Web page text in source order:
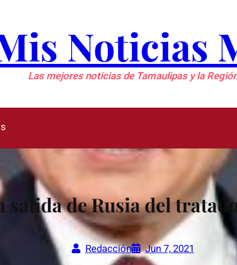
Noticias
Las mejores noticias de Tamaulipas y la
de Rusia del
Redacción Jun 7, 2021